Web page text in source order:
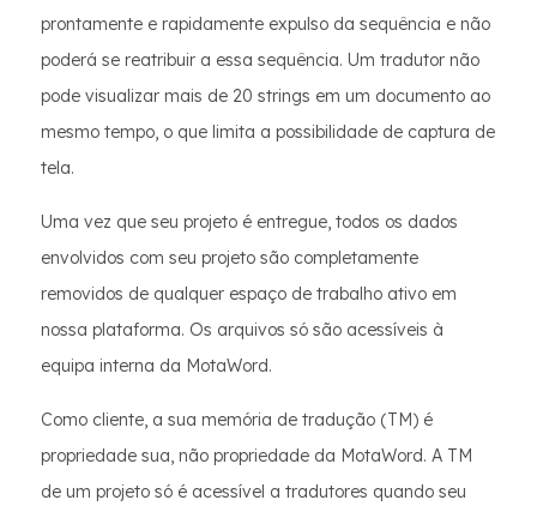
prontamente e rapidamente expulso da sequência e não
poderá se reatribuir a essa sequência. Um tradutor não
pode visualizar mais de 20 strings em um documento ao
mesmo tempo, o que limita a possibilidade de captura de
tela.
Uma vez que seu projeto é entregue, todos os dados
envolvidos com seu projeto são completamente
removidos de qualquer espaço de trabalho ativo em
nossa plataforma. Os arquivos só são acessíveis à
equipa interna da MotaWord.
Como cliente, a sua memória de tradução (TM) é
propriedade sua, não propriedade da MotaWord. A TM
de um projeto só é acessível a tradutores quando seu